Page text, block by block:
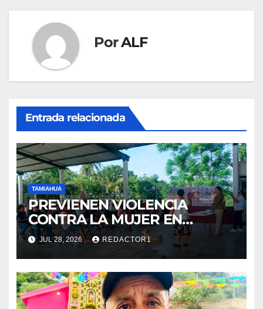
PorALF
Entrada relacionada
TAMIAHUA
PREVIENEN VIOLENCIA
CONTRA LA MUJER EN
COMUNIDADES
JUL 28, 2026 REDACTOR1